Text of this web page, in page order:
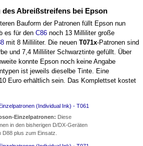
des Abreißstreifens bei Epson
Bauform der Patronen füllt Epson nun
es für den C86 noch 13 Milliliter große
mit 8 Milliliter. Die neuen T071x-Patronen sind
und 7,4 Milliliter Schwarztinte gefüllt. Über
konnte Epson noch keine Angabe
ist jeweils dieselbe Tinte. Eine
Euro erhältlich sein. Das Komplettset kostet
Einzelpatronen: Diese
in den bisherigen D/DX-Geräten
D88 plus zum Einsatz.